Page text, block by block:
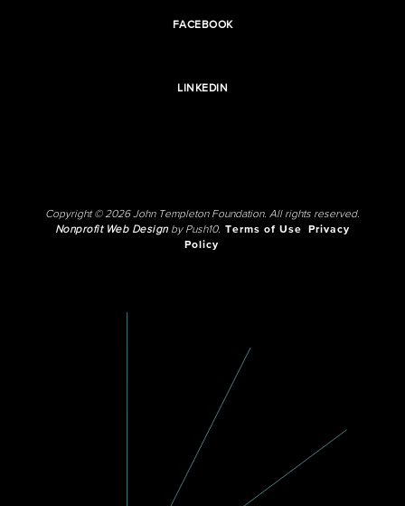
FACEBOOK
LINKEDIN
Copyright © 2026 John Templeton Foundation. All rights reserved.
Nonprofit Web Designby Push10. Terms of Use
Privacy
Policy